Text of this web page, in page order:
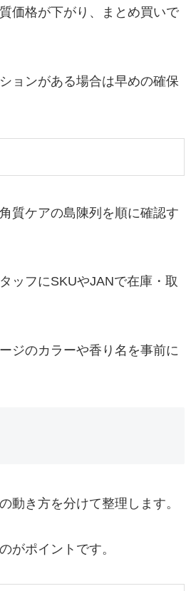
価格が下がり、まとめ買いで
ョンがある場合は早めの確保
質ケアの島陳列を順に確認す
ッフにSKUやJANで在庫・取
ジのカラーや香り名を事前に
動き方を分けて整理します。
がポイントです。